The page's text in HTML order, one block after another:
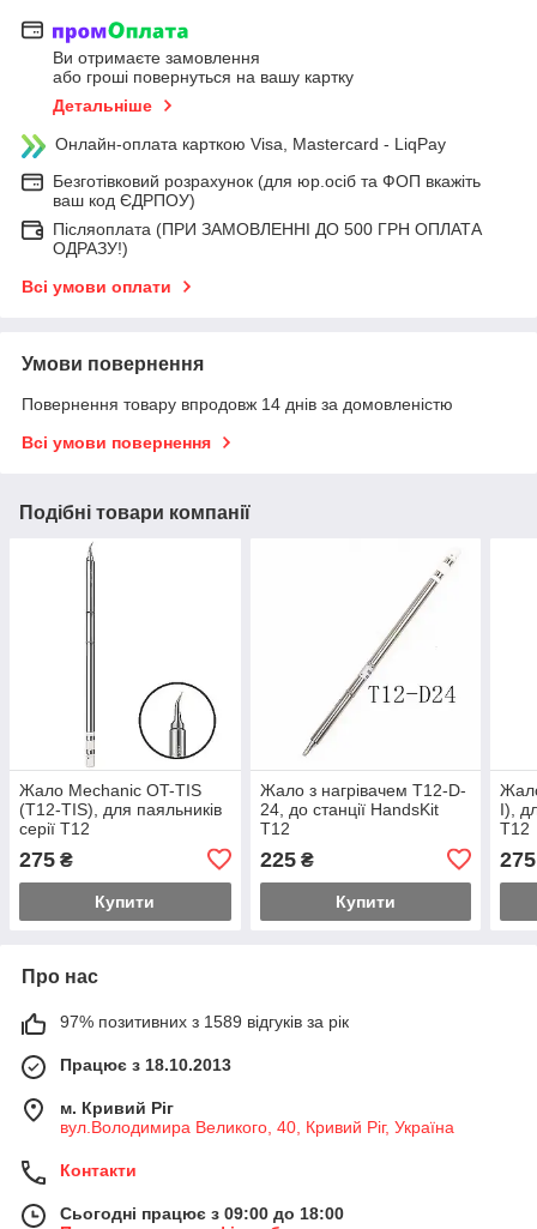
Ви отримаєте замовлення
або гроші повернуться на вашу картку
Детальніше
Онлайн-оплата карткою Visa, Mastercard - LiqPay
Безготівковий розрахунок (для юр.осіб та ФОП вкажіть
ваш код ЄДРПОУ)
Післяоплата (ПРИ ЗАМОВЛЕННІ ДО 500 ГРН ОПЛАТА
ОДРАЗУ!)
Всі умови оплати
Умови повернення
Повернення товару впродовж 14 днів за домовленістю
Всі умови повернення
Подібні товари компанії
Жало Mechanic OT-TIS
(T12-TIS), для паяльників
серії T12
275 ₴
Купити
Жало з нагрівачем T12-D-
24, до станції HandsKit
Т12
225₴
Купити
I),
T12
275
Про нас
97% позитивних з 1589 відгуків за рік
Працює з 18.10.2013
м. Кривий Ріг
вул.Володимира Великого, 40, Кривий Ріг, Україна
Контакти
Сьогодні працює з 09:00 до 18:00